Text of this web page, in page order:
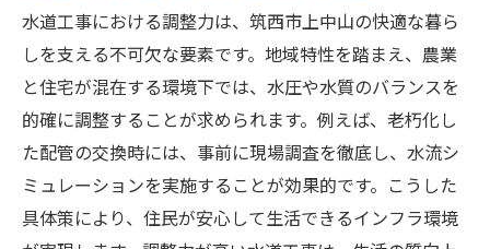
水道工事における調整力は、筑西市上中山の快適な暮ら
しを支える不可欠な要素です。地域特性を踏まえ、農業
と住宅が混在する環境下では、水圧や水質のバランスを
的確に調整することが求められます。例えば、老朽化し
た配管の交換時には、事前に現場調査を徹底し、水流シ
ミュレーションを実施することが効果的です。こうした
具体策により、住民が安心して生活できるインフラ環境